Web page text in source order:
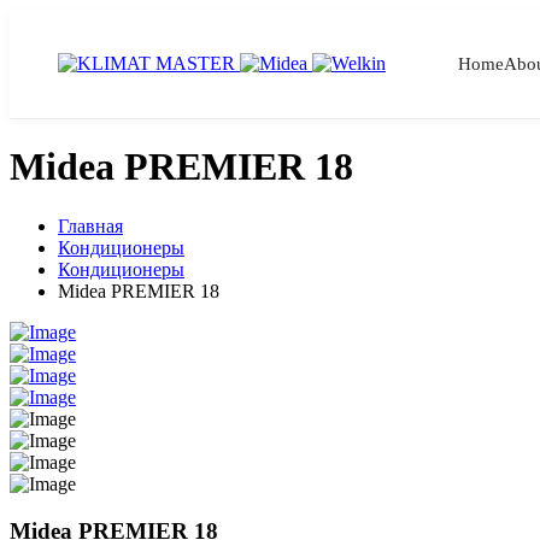
Home
Midea PREMIER 18
Главная
Кондиционеры
Кондиционеры
Midea PREMIER 18
Midea PREMIER 18